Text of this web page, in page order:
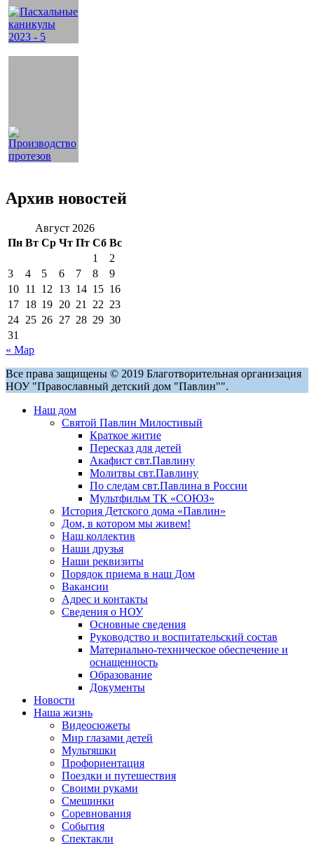
Архив новостей
Август 2026
Пн Вт Ср Чт Пт Сб Вс
1
2
3
4 5 6 7 8
9
10 11 12 13 14 15 16
17 18 19 20 21 22 23
24 25 26 27 28 29 30
31
« Мар
Все права защищены © 2019 Благотворительная организация
НОУ "Православный детский дом "Павлин"".
Наш дом
Святой Павлин Милостивый
Краткое житие
Пересказ для детей
Акафист свт.Павлину
Молитвы свт.Павлину
По следам свт.Павлина в России
Мультфильм ТК «СОЮЗ»
История Детского дома «Павлин»
Дом, в котором мы живем!
Наш коллектив
Наши друзья
Наши реквизиты
Порядок приема в наш Дом
Вакансии
Адрес и контакты
Сведения о НОУ
Основные сведения
Руководство и воспитательский состав
Материально-техническое обеспечение и
оснащенность
Образование
Документы
Новости
Наша жизнь
Видеосюжеты
Мир глазами детей
Мультяшки
Профориентация
Поездки и путешествия
Своими руками
Смешинки
Соревнования
События
Спектакли